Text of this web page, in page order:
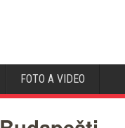
FOTO A VIDEO